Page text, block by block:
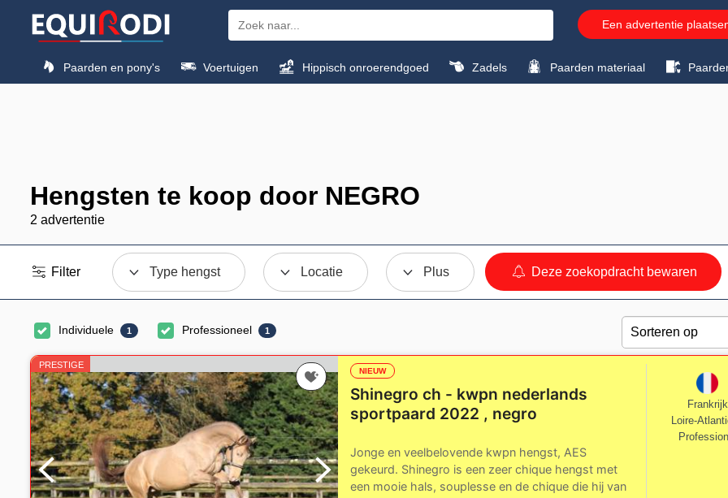
Een advertentie
Paarden en pony's Voertuigen Hippisch onroerendgoed Zadels Paarden materiaal
Hengsten te koop door NEGRO
2 advertentie
Filter Type hengst Locatie Plus Deze zoekopdracht bewaren
Individuele 1 Professioneel 1
PRESTIGE
NIEUW
Shinegro ch - kwpn nederlands
sportpaard 2022 , negro
Jonge en veelbelovende kwpn hengst, AES
gekeurd. Shinegro is een zeer chique hengst met
een mooie hals, souplesse en de chique die hij van
Frankrijk
Loire-